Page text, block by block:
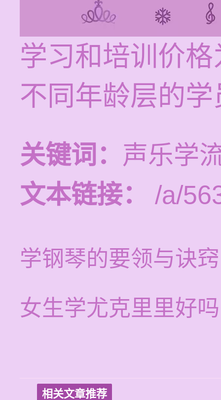
学习和培训价
不同年龄层的学
关键词： 声乐学
文本链接：
/a/
学钢琴的要领与诀窍
女生学尤克里里好吗
相关文章推荐